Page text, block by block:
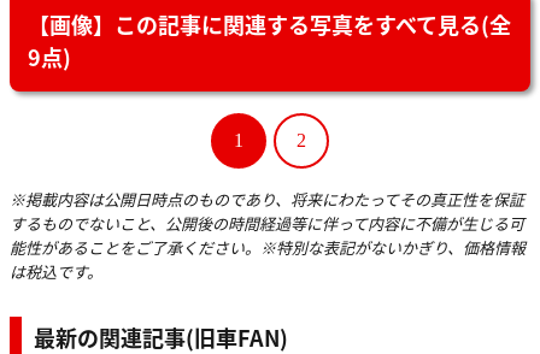
【画像】この記事に関連する写真をすべて見る(全
9点)
1 2
※掲載内容は公開日時点のものであり、将来にわたってその真正性を保証
するものでないこと、公開後の時間経過等に伴って内容に不備が生じる可
能性があることをご了承ください。※特別な表記がないかぎり、価格情報
は税込です。
最新の関連記事(旧車FAN)